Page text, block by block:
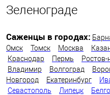
Зеленограде
Саженцы в городах:
Омск
Томск Москва
Краснодар
Пермь
Владимир
Волгоград
Новгород
Екатеринбург
Севастополь
Липецк